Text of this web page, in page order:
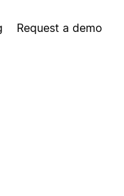
Request a demo